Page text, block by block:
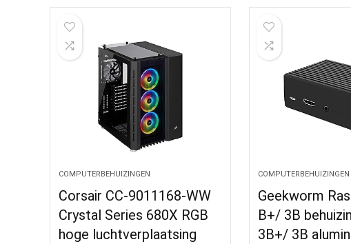
COMPUTERBEHUIZINGEN
Corsair CC-9011168-WW
Crystal Series 680X RGB
hoge luchtverplaatsing
COMPUTERBEHUIZINGEN
Geekworm
B+/ 3B
3B+/ 3B